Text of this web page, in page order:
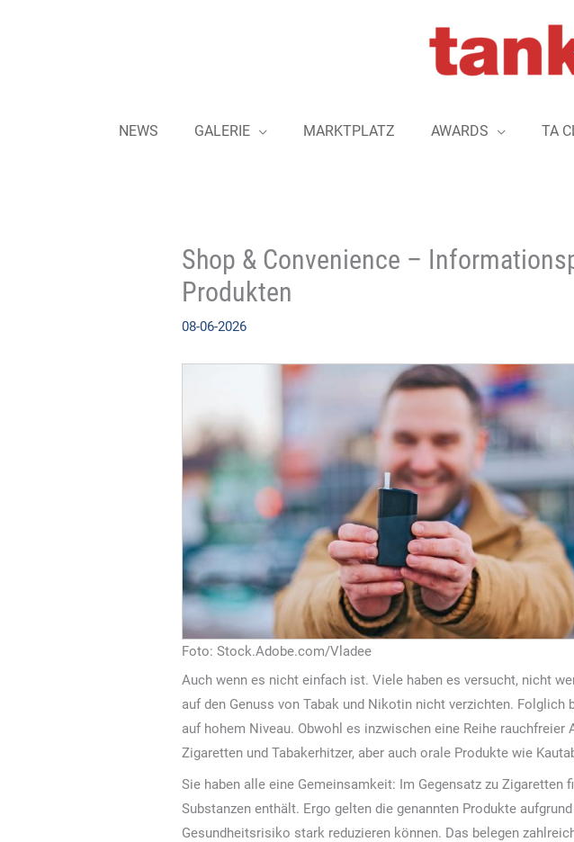
NEWS GALERIE MARKTPLATZ AWARDS TA
Shop & Convenience –
Produkten
08-06-2026
Foto: Stock.Adobe.com/Vladee
Auch wenn es nicht einfach ist. Viele haben es versucht, nicht
auf den Genuss von Tabak und Nikotin nicht verzichten.
auf hohem Niveau. Obwohl es inzwischen eine Reihe
Zigaretten und Tabakerhitzer, aber auch orale Produkte wie
Sie haben alle eine Gemeinsamkeit: Im Gegensatz zu
Substanzen enthält. Ergo gelten die genannten Produkte
Gesundheitsrisiko stark reduzieren können. Das belegen